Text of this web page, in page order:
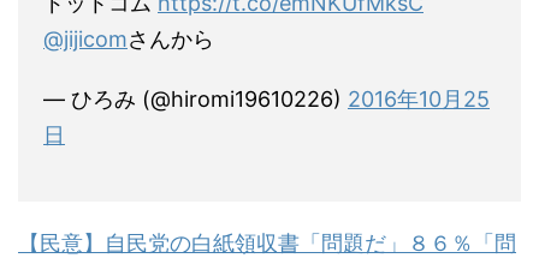
@jijicomさんから
— ひろみ (@hiromi19610226) 2016年10月25
日
【民意】自民党の白紙領収書「問題だ」８６％「問